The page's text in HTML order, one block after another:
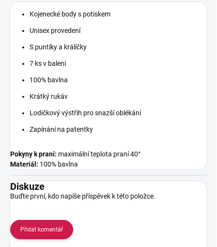
Kojenecké body s potiskem
Unisex provedení
S puntíky a králíčky
7 ks v balení
100% bavlna
Krátký rukáv
Lodičkový výstřih pro snazší oblékání
Zapínání na patentky
Pokyny k praní: maximální teplota praní 40°
Materiál: 100% bavlna
Diskuze
Buďte první, kdo napíše příspěvek k této položce.
Přidat komentář